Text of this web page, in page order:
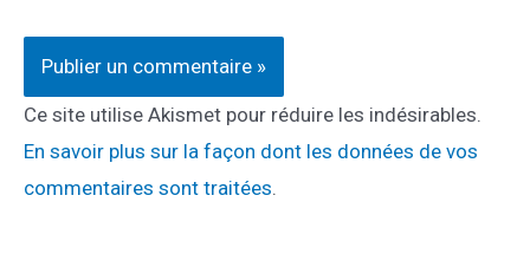
Ce site utilise Akismet pour réduire les indésirables.
En savoir plus sur la façon dont les données de vos
commentaires sont traitées.